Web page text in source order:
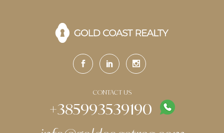
CONTACT US
+385993539190